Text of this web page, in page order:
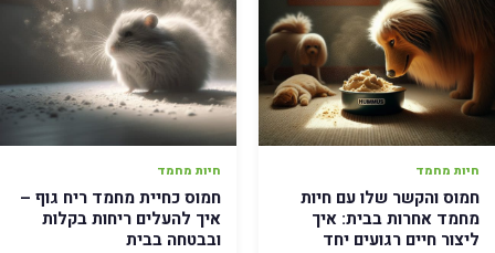
חיות מחמד
חמוס והקשר שלו עם חיות
מחמד אחרות בבית: איך
ליצור חיים רגועים יחד
חיות מחמד
חמוס כחיית מחמד ריח גוף –
איך להעלים ריחות בקלות
ובבטחה בבית